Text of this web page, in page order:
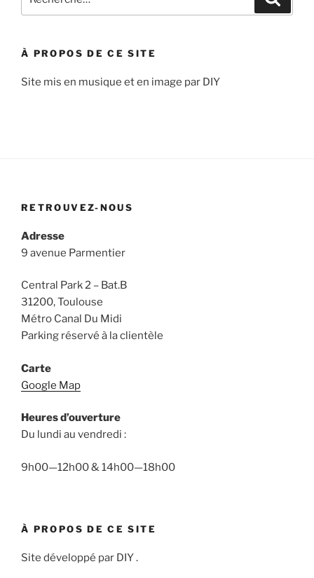
pour
À PROPOS DE CE SITE
Site mis en musique et en image par DIY
RETROUVEZ-NOUS
Adresse
9 avenue Parmentier
Central Park 2 – Bat.B
31200, Toulouse
Métro Canal Du Midi
Parking réservé à la clientèle
Carte
Google Map
Heures d’ouverture
Du lundi au vendredi :
9h00—12h00 & 14h00—18h00
À PROPOS DE CE SITE
Site développé par DIY .